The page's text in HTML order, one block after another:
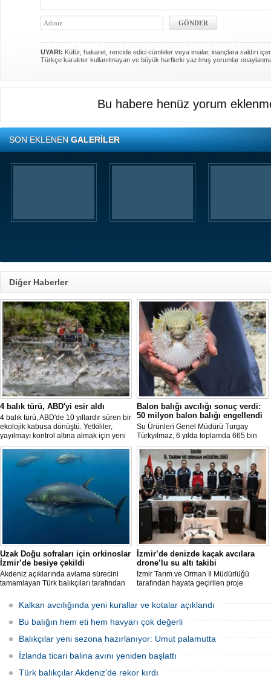
UYARI: Küfür, hakaret, rencide edici cümleler veya imalar, inançlara saldırı
Türkçe karakter kullanılmayan ve büyük harflerle yazılmış yorumlar
Bu habere henüz yorum
SON EKLENENGALERİLER
Diğer Haberler
4 balık türü, ABD'yi esir aldı
4 balık türü, ABD'de 10 yıllardır süren bir
ekolojik kabusa dönüştü. Yetkililer,
yayılmayı kontrol altına almak için yeni
projeler geliştirirken, uzmanlar
tamamen yok edilmenin imkansız
olduğunu belirtiyor.
Balon balığı avcılığı sonuç verdi:
50 milyon balon balığı engellendi
Su Ürünleri Genel Müdürü Turgay
Türkyılmaz, 6 yılda toplamda 665 bin
balon balığının ekosistemden
uzaklaştırıldığını belirterek, "Balon balığı
avcılığı sayesinde, yaklaşık 50 milyon
yeni balon balığının ekosisteme
katılması önlendi." dedi.
Uzak Doğu sofraları için orkinoslar
İzmir’de besiye çekildi
Akdeniz açıklarında avlama sürecini
tamamlayan Türk balıkçıları tarafından
orkinoslar, Uzak Doğu ülkelerine ihraç
edilmek için özenle bakılıyor.
İzmir’de denizde kaçak avcılara
drone’lu su altı takibi
İzmir Tarım ve Orman İl Müdürlüğü
tarafından hayata geçirilen proje
faaliyetleri anlık olarak tespit edebilen
hava ve su altı dronları sahada aktif
olarak kullanılmaya başlandı.
Kalkan avcılığında yeni kurallar ve kotalar açıklandı
Bu balığın hem eti hem havyarı çok değerli
Balıkçılar yeni sezona hazırlanıyor: Umut palamutta
İzlanda ticari balina avını yeniden başlattı
Türk balıkçılar Akdeniz'de rekor kırdı